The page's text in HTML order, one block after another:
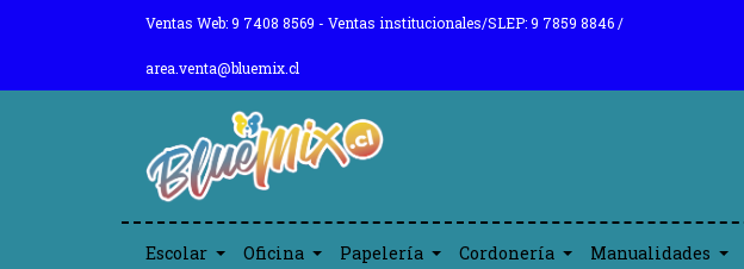
Ventas Web: 9 7408 8569 - Ventas institucionales/SLEP: 9 7859 8846 /
area.venta@bluemix.cl
Escolar Oficina Papelería Cordonería Manualidades